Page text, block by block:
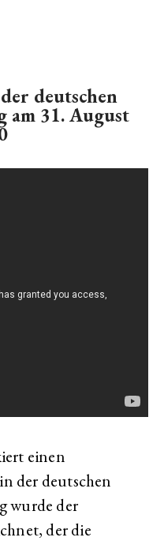
deutschen
am 31. August
einen
der deutschen
wurde der
der die